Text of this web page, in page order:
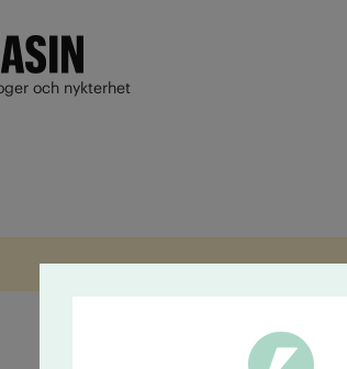
och nykterhet